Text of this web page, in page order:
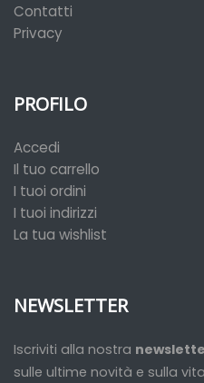
Contatti
Privacy
PROFILO
Accedi
Il tuo carrello
I tuoi ordini
I tuoi indirizzi
La tua wishlist
NEWSLETTER
Iscriviti alla nostra
sulle ultime novità e sulla